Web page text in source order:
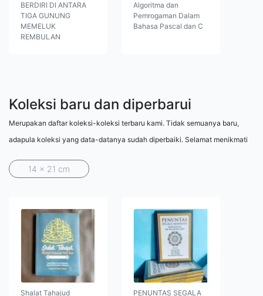
BERDIRI DI ANTARA
TIGA GUNUNG
MEMELUK
REMBULAN
Algoritma dan
Pemrogaman Dalam
Bahasa Pascal dan C
Koleksi baru dan diperbarui
Merupakan daftar koleksi-koleksi terbaru kami. Tidak semuanya baru,
adapula koleksi yang data-datanya sudah diperbaiki. Selamat menikmati
14 x 21 cm
Shalat Tahajud PENUNTAS SEGALA